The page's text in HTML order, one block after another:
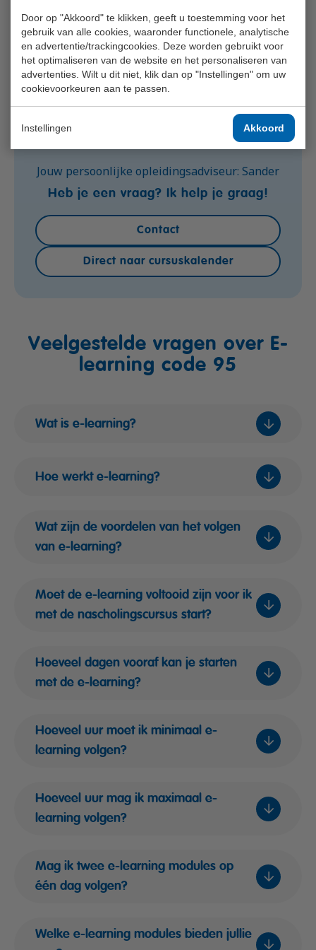
Door op "Akkoord" te klikken, geeft u toestemming voor het
gebruik van alle cookies, waaronder functionele, analytische
en advertentie/trackingcookies. Deze worden gebruikt voor
het optimaliseren van de website en het personaliseren van
advertenties. Wilt u dit niet, klik dan op "Instellingen" om uw
cookievoorkeuren aan te passen.
Instellingen Akkoord
Jouw persoonlijke opleidingsadviseur: Sander
Heb je een vraag? Ik help je graag!
Contact
Direct naar cursuskalender
Veelgestelde vragen over E-
learning code 95
Wat is e-learning?
Hoe werkt e-learning?
Wat zijn de voordelen van het volgen
van e-learning?
Moet de e-learning voltooid zijn voor ik
met de nascholingscursus start?
Hoeveel dagen vooraf kan je starten
met de e-learning?
Hoeveel uur moet ik minimaal e-
learning volgen?
Hoeveel uur mag ik maximaal e-
learning volgen?
Mag ik twee e-learning modules op
één dag volgen?
Welke e-learning modules bieden jullie